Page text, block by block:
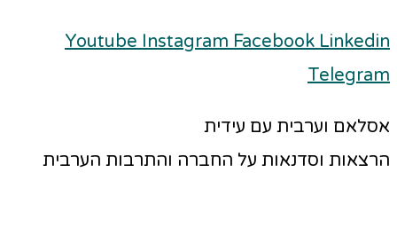
Youtube Instagram Facebook Linkedin
Telegram
אסלאם וערבית עם עידית
הרצאות וסדנאות על החברה והתרבות הערבית